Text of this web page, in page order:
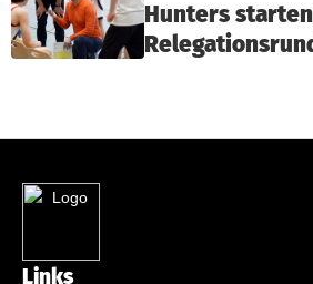
Hunters
Links